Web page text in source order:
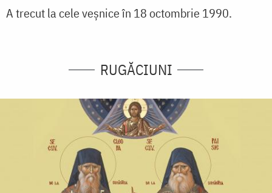
A trecut la cele veșnice în 18 octombrie 1990.
RUGĂCIUNI